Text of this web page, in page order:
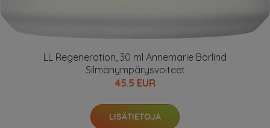
LL Regeneration, 30 ml Annemarie Börlind
Silmänympärysvoiteet
45.5 EUR
LISÄTIETOJA